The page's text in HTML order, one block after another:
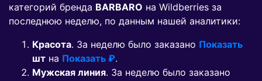
категорий бренда BARBARO на Wildberries за
последнюю неделю, по данным нашей аналитики:
Красота. За неделю было заказано Показать
шт на Показать ₽.
Мужская линия. За неделю было заказано